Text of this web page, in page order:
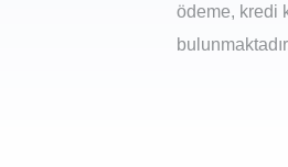
ödeme, kredi